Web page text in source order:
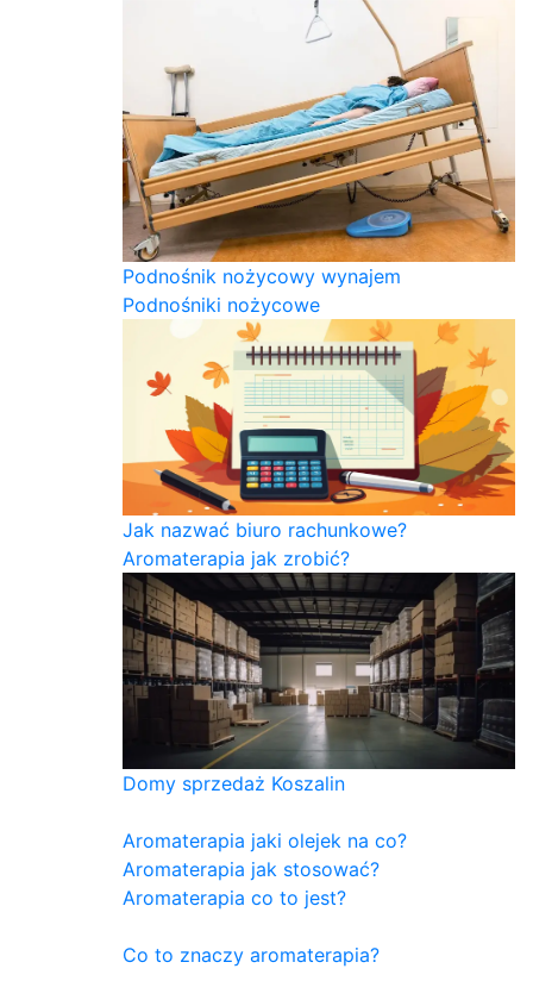
Podnośnik nożycowy wynajem
Podnośniki nożycowe
Jak nazwać biuro rachunkowe?
Aromaterapia jak zrobić?
Domy sprzedaż Koszalin
Aromaterapia jaki olejek na co?
Aromaterapia jak stosować?
Aromaterapia co to jest?
Co to znaczy aromaterapia?